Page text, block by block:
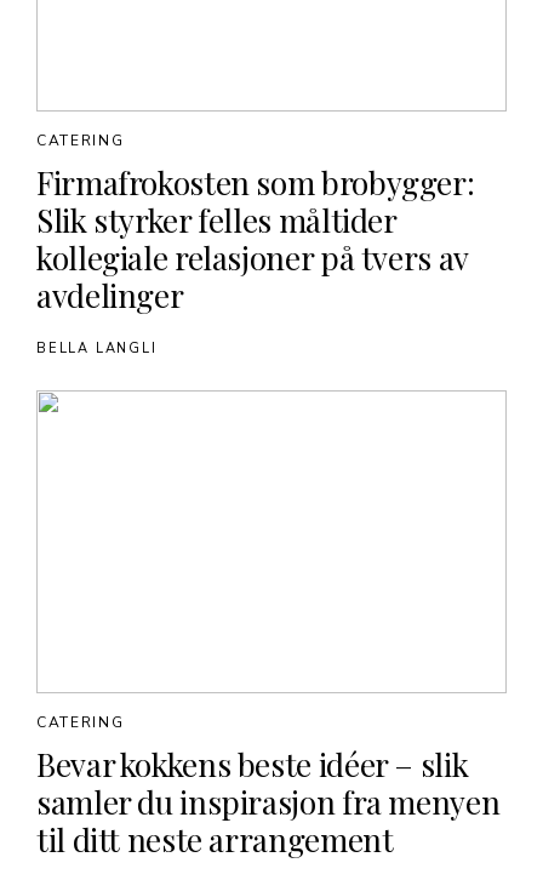
Firmafrokosten som brobygger:
Slik styrker felles måltider
kollegiale relasjoner på tvers av
avdelinger
CATERING
BELLA LANGLI
Bevar kokkens beste idéer – slik
samler du inspirasjon fra menyen
til ditt neste arrangement
CATERING